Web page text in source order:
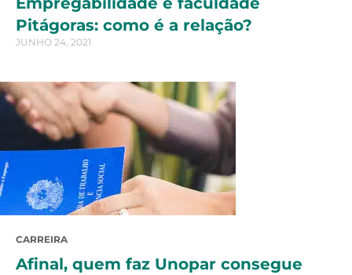
Pitágoras: como é a relação?
JUNHO 24, 2021
CARREIRA
Afinal, quem faz Unopar consegue